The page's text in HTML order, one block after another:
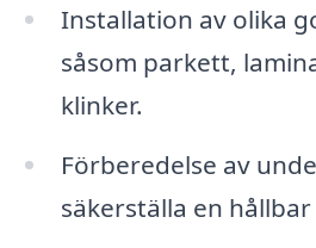
Installation av olika
såsom parkett,
klinker.
Förberedelse av
säkerställa en